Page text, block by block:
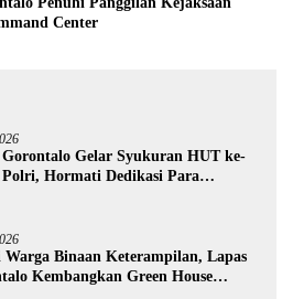
Center
Gelar Syukuran HUT ke-
Polri, Hormati Dedikasi Para
Warga Binaan Keterampilan, Lapas
Kembangkan Green House